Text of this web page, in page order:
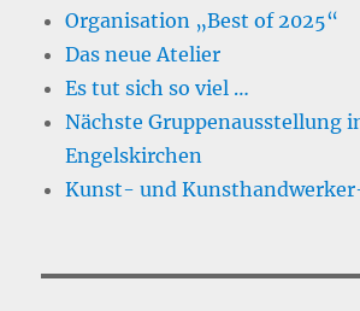
Organisation „Best of 2025“
Das neue Atelier
Es tut sich so viel …
Nächste Gruppenausstellung
Engelskirchen
Kunst- und